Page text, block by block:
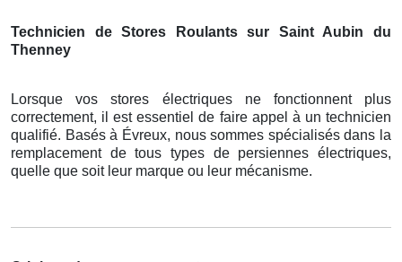
Technicien de Stores Roulants sur Saint Aubin du
Thenney
Lorsque vos stores électriques ne fonctionnent plus
correctement, il est essentiel de faire appel à un technicien
qualifié. Basés à Évreux, nous sommes spécialisés dans la
remplacement de tous types de persiennes électriques,
quelle que soit leur marque ou leur mécanisme.